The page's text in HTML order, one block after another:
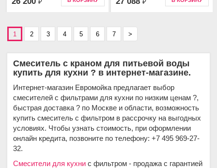
₽ ₽
1 2 3 4 5 6 7 >
Смеситель с краном для питьевой воды
купить для кухни ? в интернет-магазине.
Интернет-магазин Евромойка предлагает выбор
смесителей с фильтрами для кухни по низким ценам ?,
быстрая доставка ? по Москве и области, возможность
купить смеситель с фильтром в рассрочку на выгодных
условиях. Чтобы узнать стоимость, при оформлении
онлайн кредита, позвоните по телефону: +7 495 969-27-
32.
Смесители для кухни с фильтром - продажа с гарантией